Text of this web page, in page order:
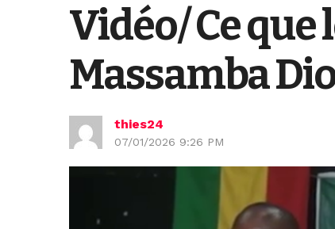
Vidéo/ Ce
Massamba
thies24
07/01/2026 9:26 PM